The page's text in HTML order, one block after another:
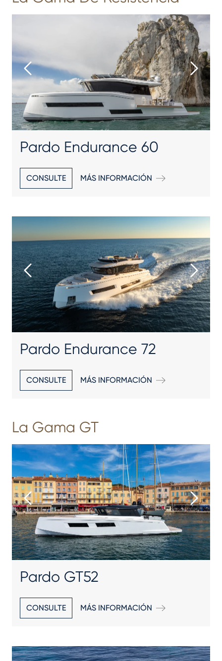
Pardo Endurance 60
CONSULTE MÁS INFORMACIÓN
Pardo Endurance 72
CONSULTE MÁS INFORMACIÓN
La Gama GT
Pardo GT52
CONSULTE MÁS INFORMACIÓN